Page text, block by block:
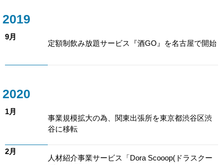
2019
9月
定額制飲み放題サービス『酒GO』を名古屋で開始
2020
1月
事業規模拡大の為、関東出張所を東京都渋谷区渋
谷に移転
2月
人材紹介事業サービス「Dora Scooop(ドラスクー